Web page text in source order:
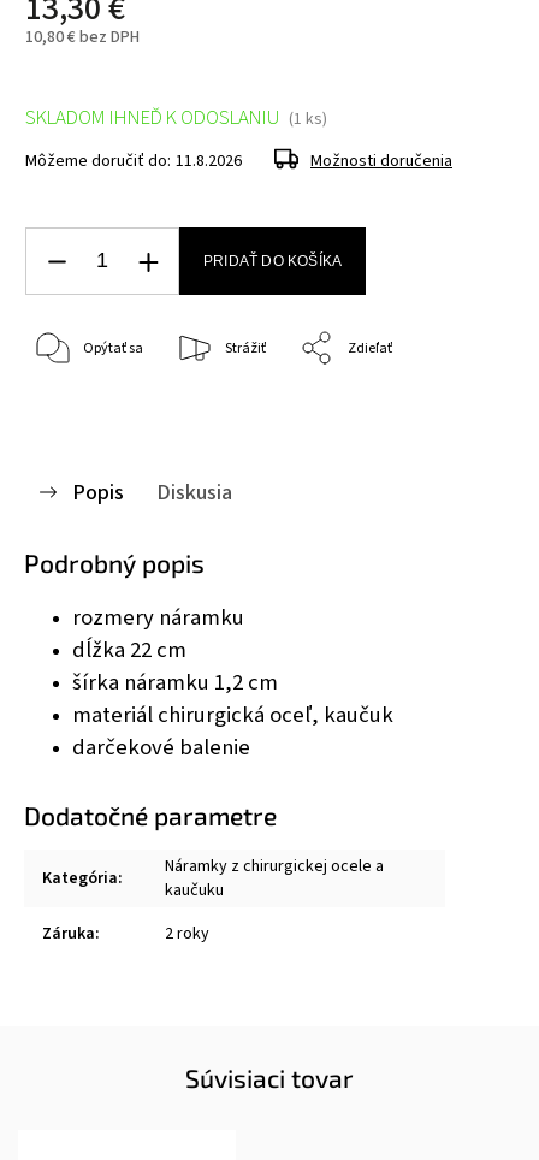
10,80 € bez DPH
SKLADOM IHNEĎ K ODOSLANIU (1 ks)
Môžeme doručiť do: 11.8.2026 Možnosti doručenia
PRIDAŤ DO KOŠÍKA
Opýtať sa Strážiť Zdieľať
Popis Diskusia
Podrobný popis
rozmery náramku
dĺžka 22 cm
šírka náramku 1,2 cm
materiál chirurgická oceľ, kaučuk
darčekové balenie
Dodatočné parametre
Kategória:
Náramky z chirurgickej ocele a
kaučuku
Záruka: 2 roky
Súvisiaci tovar